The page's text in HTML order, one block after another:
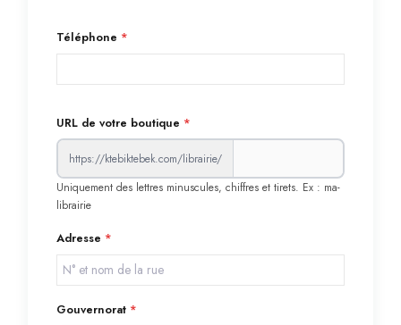
Téléphone *
URL de votre boutique *
https://ktebiktebek.com/librairie/
Uniquement des lettres minuscules, chiffres et tirets. Ex : ma-
librairie
Adresse *
Gouvernorat *